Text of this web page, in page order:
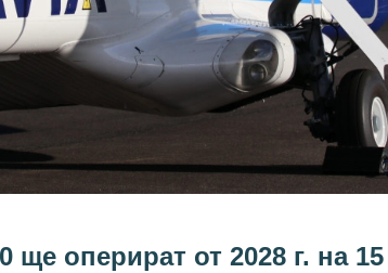
ще оперират от 2028 г. на